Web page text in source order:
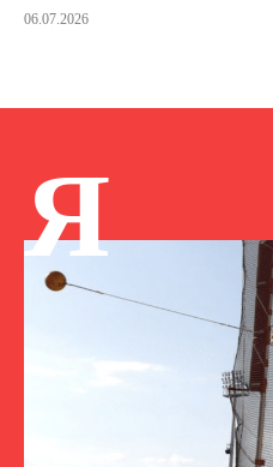
06.07.2026
Я